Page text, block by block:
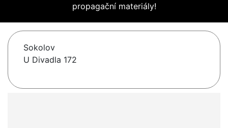
propagační materiály!
Sokolov
U Divadla 172